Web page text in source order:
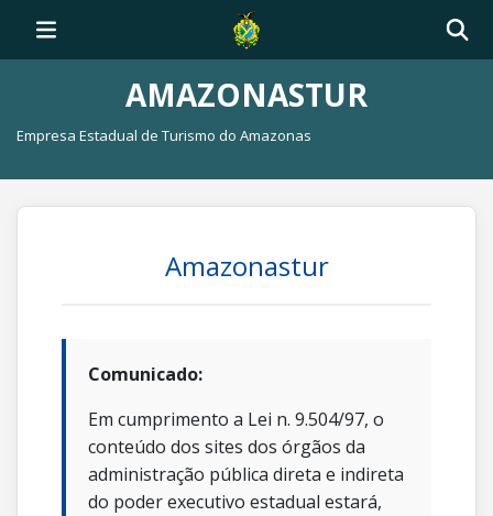
AMAZONASTUR
Empresa Estadual de Turismo do Amazonas
Amazonastur
Comunicado:
Em cumprimento a Lei n. 9.504/97, o
conteúdo dos sites dos órgãos da
administração pública direta e indireta
do poder executivo estadual estará,